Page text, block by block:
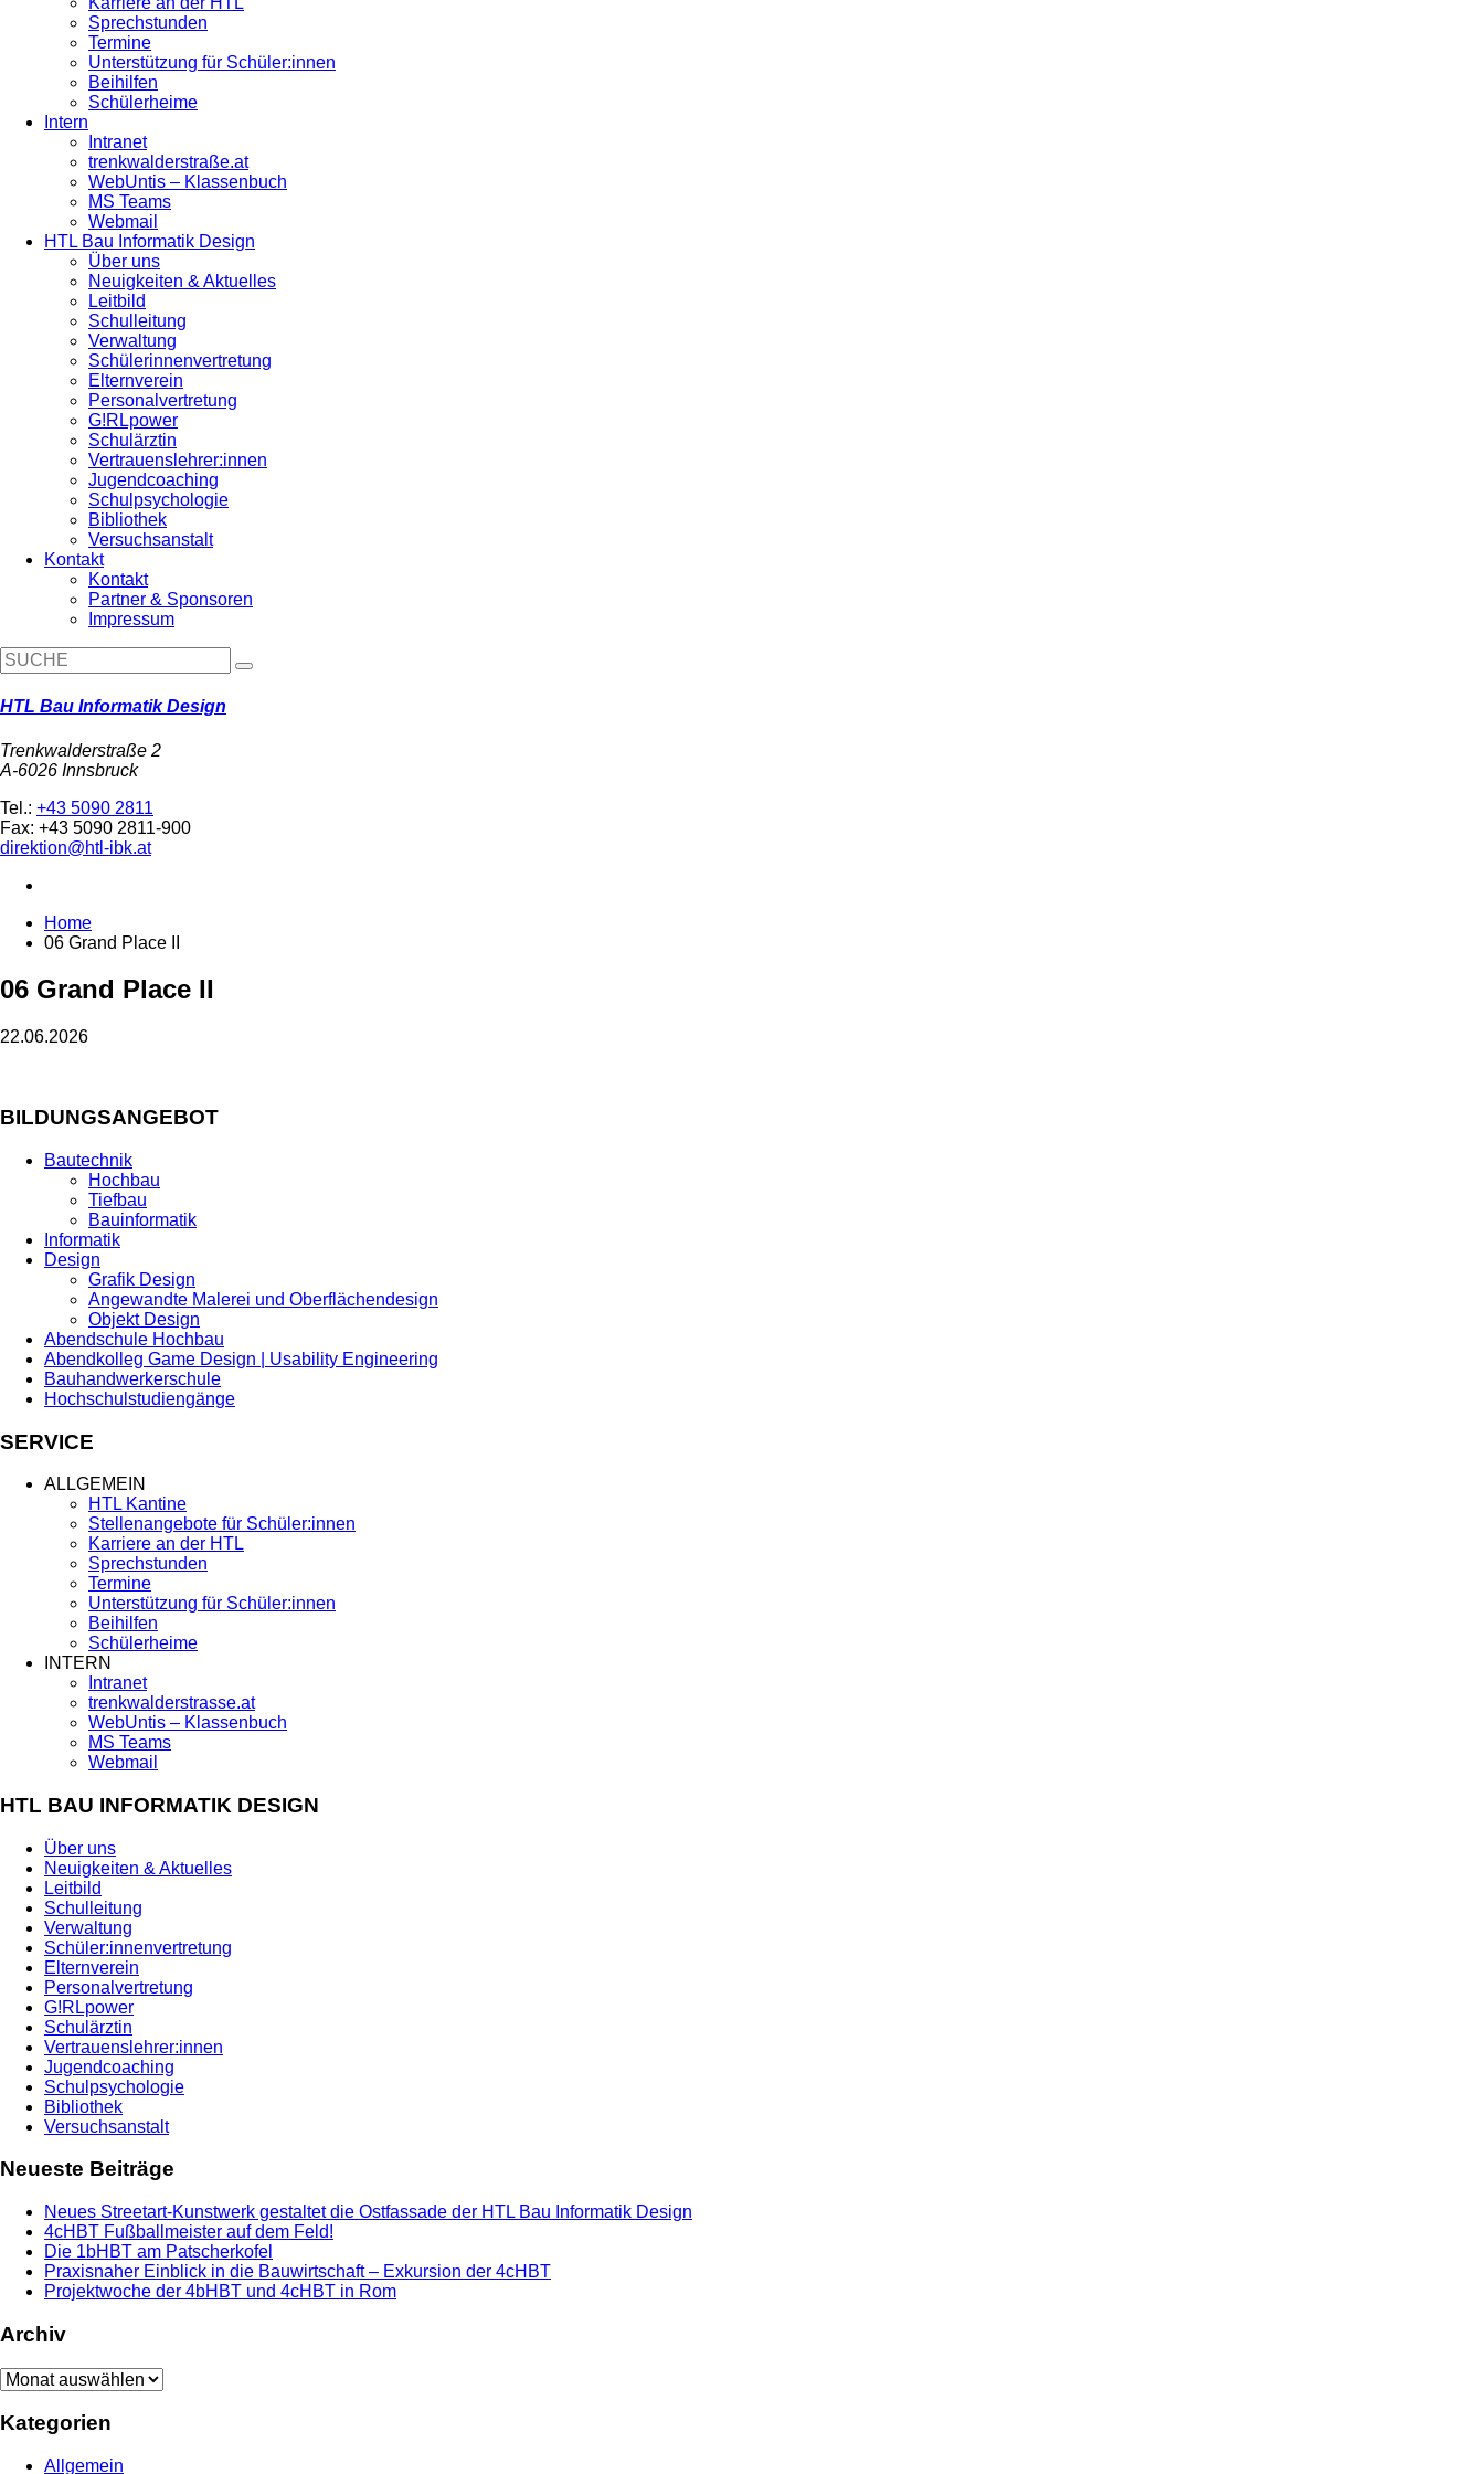
Sprechstunden
Termine
Unterstützung für Schüler:innen
Beihilfen
Schülerheime
Intern
Intranet
trenkwalderstraße.at
WebUntis – Klassenbuch
MS Teams
Webmail
HTL Bau Informatik Design
Über uns
Neuigkeiten & Aktuelles
Leitbild
Schulleitung
Verwaltung
Schülerinnenvertretung
Elternverein
Personalvertretung
G!RLpower
Schulärztin
Vertrauenslehrer:innen
Jugendcoaching
Schulpsychologie
Bibliothek
Versuchsanstalt
Kontakt
Kontakt
Partner & Sponsoren
Impressum
HTL Bau Informatik Design
Trenkwalderstraße 2
A-6026 Innsbruck
Tel.: +43 5090 2811
Fax: +43 5090 2811-900
direktion@htl-ibk.at
Home
06 Grand Place II
06 Grand Place II
22.06.2026
BILDUNGSANGEBOT
Bautechnik
Hochbau
Tiefbau
Bauinformatik
Informatik
Design
Grafik Design
Angewandte Malerei und Oberflächendesign
Objekt Design
Abendschule Hochbau
Abendkolleg Game Design | Usability Engineering
Bauhandwerkerschule
Hochschulstudiengänge
SERVICE
ALLGEMEIN
HTL Kantine
Stellenangebote für Schüler:innen
Karriere an der HTL
Sprechstunden
Termine
Unterstützung für Schüler:innen
Beihilfen
Schülerheime
INTERN
Intranet
trenkwalderstrasse.at
WebUntis – Klassenbuch
MS Teams
Webmail
HTL BAU INFORMATIK DESIGN
Über uns
Neuigkeiten & Aktuelles
Leitbild
Schulleitung
Verwaltung
Schüler:innenvertretung
Elternverein
Personalvertretung
G!RLpower
Schulärztin
Vertrauenslehrer:innen
Jugendcoaching
Schulpsychologie
Bibliothek
Versuchsanstalt
Neueste Beiträge
Neues Streetart-Kunstwerk gestaltet die Ostfassade der HTL Bau Informatik Design
4cHBT Fußballmeister auf dem Feld!
Die 1bHBT am Patscherkofel
Praxisnaher Einblick in die Bauwirtschaft – Exkursion der 4cHBT
Projektwoche der 4bHBT und 4cHBT in Rom
Archiv
Archiv
Kategorien
Allgemein